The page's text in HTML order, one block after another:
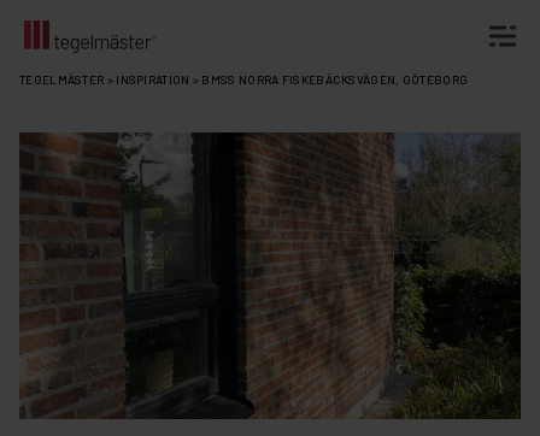
Fortsätt
innehållet
TEGELMÄSTER > INSPIRATION > BMSS NORRA FISKEBÄCKSVÄGEN, GÖTEBORG